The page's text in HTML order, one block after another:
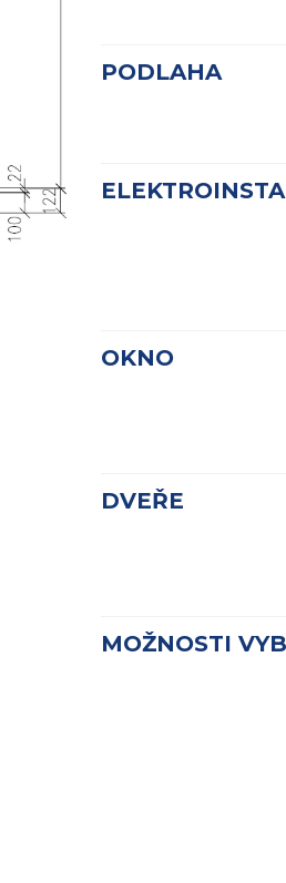
PODLAHA
OKNO
DVEŘE
MOŽNOSTI